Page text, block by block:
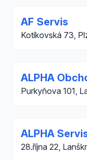
AF Servis
Kotíkovská 73,
ALPHA
Purkyňova 101,
ALPHA
28.října 22,